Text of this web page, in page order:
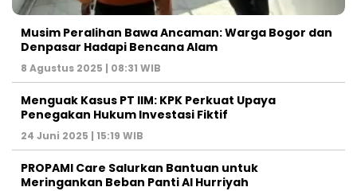
Musim Peralihan Bawa Ancaman: Warga Bogor dan
Denpasar Hadapi Bencana Alam
8 Agustus 2025 | 08:31 WIB
Menguak Kasus PT IIM: KPK Perkuat Upaya
Penegakan Hukum Investasi Fiktif
24 Juni 2025 | 15:19 WIB
PROPAMI Care Salurkan Bantuan untuk
Meringankan Beban Panti Al Hurriyah